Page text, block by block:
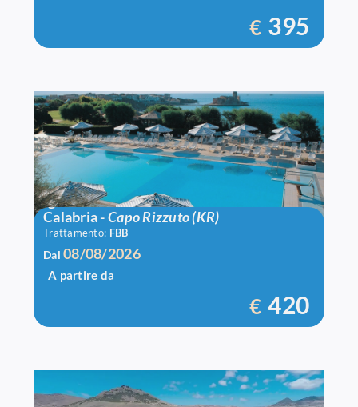
€ 395
Igv Le Castella
Calabria-Capo Rizzuto (KR)
Trattamento: FBB
Dal08/08/2026
A partire da
€ 420